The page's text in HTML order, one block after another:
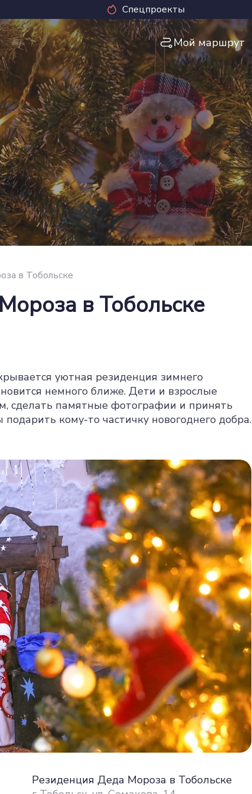
Спецпроекты
Мой маршрут
в Тобольске
в Тобольске
уютная резиденция зимнего
немного ближе. Дети и взрослые
сделать памятные фотографии и принять
кому-то частичку новогоднего добра.
Резиденция Деда Мороза в Тобольске